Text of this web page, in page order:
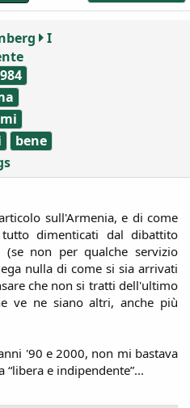
I
bene
sull'Armenia, e di come
dimenticati dal dibattito
non per qualche servizio
nulla di come si sia arrivati
che non si tratti dell'ultimo
ve ne siano altri, anche più
'90 e 2000, non mi bastava
e indipendente”...​